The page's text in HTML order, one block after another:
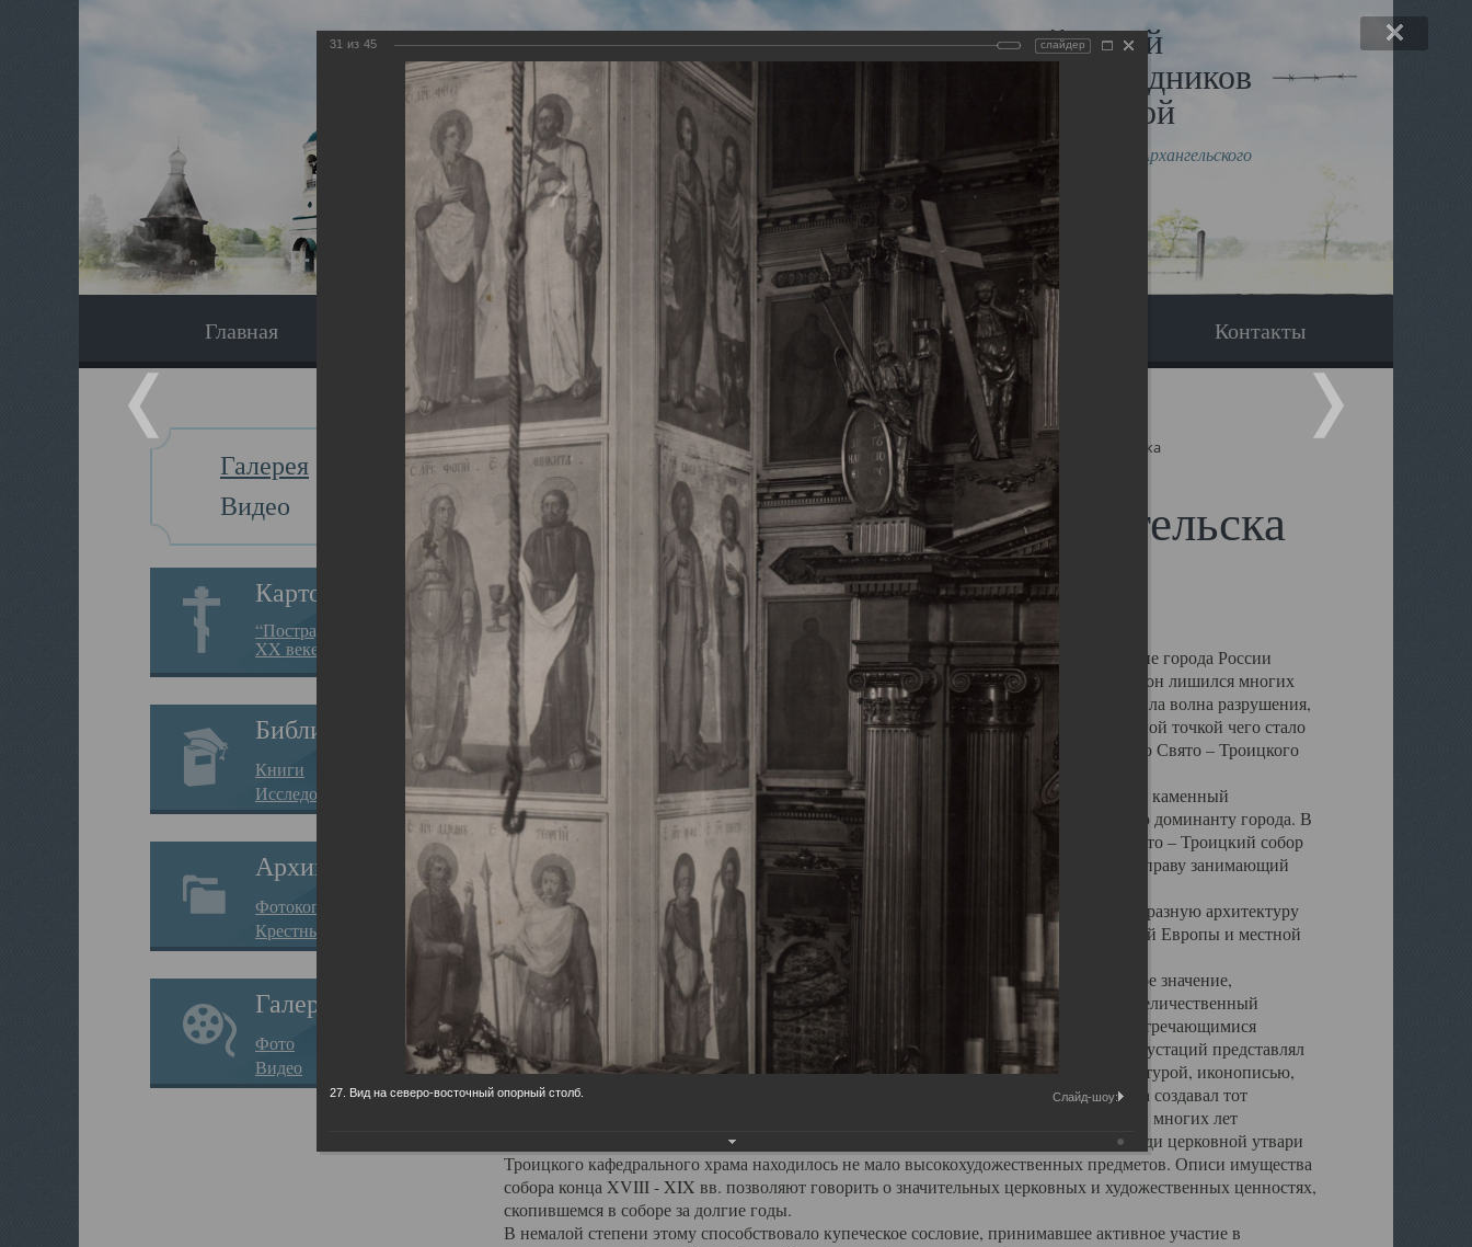
Виртуальный музей
Новомучеников и исповедников
Земли Архангельской
Сайт создан по благословлению митрополита Архангельского
и Холмогорского Даниила
Главная Наследники Галерея Вопрос-ответ Контакты
Галерея
Видео
Картотека
“Пострадавшие за веру в
XX веке на Севере”
Библиотека
Книги
Исследования
Архив
Фотокопии дел
Крестные ходы
Галерея
Фото
Видео
Главная Галерея Храмы-мученики Архангельска Свято-Троицкий собор Архангельска
Свято-Троицкий собор Архангельска
Свято-Троицкий собор Архангельска
23.12.2015
Сегодня мы можем говорить, что Архангельск в большей мере, чем другие губернские города России
пострадал от целенаправленных систематических разрушений, в результате которых он лишился многих
выдающихся памятников архитектуры. Больше всего по старому Архангельску ударила волна разрушения,
вызванная борьбой с религией, набравшая особую силу в конце 20 –х годов. Отправной точкой чего стало
разрушение православного центра архангельской губернии - ансамбля кафедрального Свято – Троицкого
собора Архангельска.
Возникнув в начале XVIII века в центре Архангельска, величественный каменный
двухэтажный Троицкий собор, сразу превратился в зрительную и градостроительную доминанту города. В
XVIII веке по масштабам ему не было равных на Севере. Вплоть до разрушения Свято – Троицкий собор
оставался самым высоким и значительным из городских строений Архангельска, по праву занимающий
второе место, после гостиных дворов, в градостроительной картине Архангельска.
Один из самых больших и светлых соборов России воплотил в себе яркую и своеобразную архитектуру
портового города с отраженными в ней архитектурными течениями России, Западной Европы и местной
архангелогородской школы церковного зодчества.
Масштабность, благолепие и богатство собора, вполне оправдывали его кафедральное значение,
заслуженно выделяя из многочисленных культовых построек города. Обширный и величественный
иконостас украшенный колоннами ионического стиля, с единственными нигде не встречающимися
царскими вратами, изящным фронтоном и множеством резных, символических инкрустаций представлял
собой поистине художественную ценность. В совокупности же с живописью, скульптурой, иконописью,
шитьем, многочисленными предметами церковной утвари интерьер Троицкого храма создавал тот
неповторимый красочный ансамбль декоративного убранства собора, на протяжении многих лет
поражающий воображение своих посетителей. В соборной ризнице, библиотеке, среди церковной утвари
Троицкого кафедрального храма находилось не мало высокохудожественных предметов. Описи имущества
собора конца XVIII - XIX вв. позволяют говорить о значительных церковных и художественных ценностях,
скопившемся в соборе за долгие годы.
В немалой степени этому способствовало купеческое сословие, принимавшее активное участие в
31 из 45 слайдер
27. Вид на северо-восточный опорный столб. Слайд-шоу: